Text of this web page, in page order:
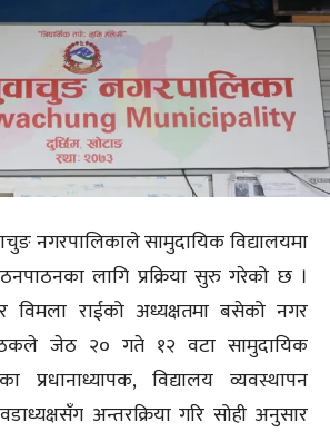
नगरपालिकाले सामुदायिक विद्यालयमा
लागि प्रक्रिया सुरु गरेको छ ।
विमला राईको अध्यक्षतमा बसेको नगर
जेठ २० गते १२ वटा सामुदायिक
प्रधानाध्यापक, विद्यालय व्यवस्थापन
अन्तरक्रिया गरि सोही अनुसार